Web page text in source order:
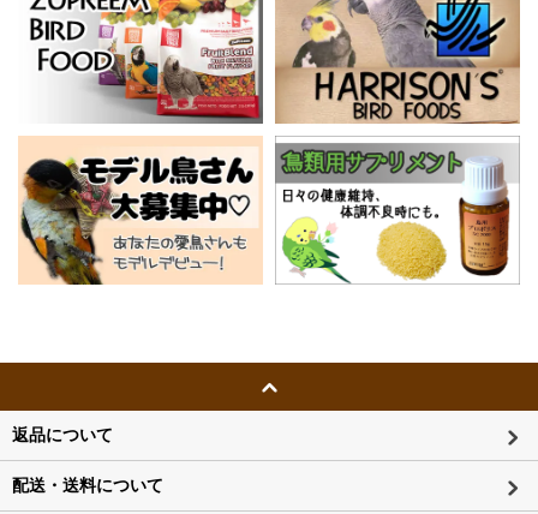
返品について
配送・送料について